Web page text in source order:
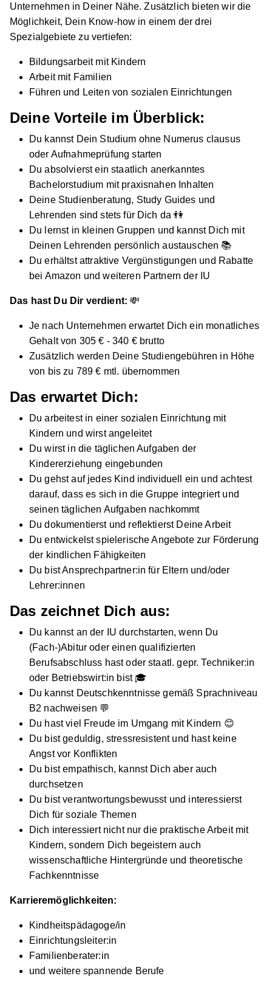
Unternehmen in Deiner Nähe. Zusätzlich bieten wir die
Möglichkeit, Dein Know-how in einem der drei
Spezialgebiete zu vertiefen:
Bildungsarbeit mit Kindern
Arbeit mit Familien
Führen und Leiten von sozialen Einrichtungen
Deine Vorteile im Überblick:
Du kannst Dein Studium ohne Numerus clausus
oder Aufnahmeprüfung starten
Du absolvierst ein staatlich anerkanntes
Bachelorstudium mit praxisnahen Inhalten
Deine Studienberatung, Study Guides und
Lehrenden sind stets für Dich da 👫
Du lernst in kleinen Gruppen und kannst Dich mit
Deinen Lehrenden persönlich austauschen 📚
Du erhältst attraktive Vergünstigungen und Rabatte
bei Amazon und weiteren Partnern der IU
Das hast Du Dir verdient: 💸
Je nach Unternehmen erwartet Dich ein monatliches
Gehalt von 305 € - 340 € brutto
Zusätzlich werden Deine Studiengebühren in Höhe
von bis zu 789 € mtl. übernommen
Das erwartet Dich:
Du arbeitest in einer sozialen Einrichtung mit
Kindern und wirst angeleitet
Du wirst in die täglichen Aufgaben der
Kindererziehung eingebunden
Du gehst auf jedes Kind individuell ein und achtest
darauf, dass es sich in die Gruppe integriert und
seinen täglichen Aufgaben nachkommt
Du dokumentierst und reflektierst Deine Arbeit
Du entwickelst spielerische Angebote zur Förderung
der kindlichen Fähigkeiten
Du bist Ansprechpartner:in für Eltern und/oder
Lehrer:innen
Das zeichnet Dich aus:
Du kannst an der IU durchstarten, wenn Du
(Fach-)Abitur oder einen qualifizierten
Berufsabschluss hast oder staatl. gepr. Techniker:in
oder Betriebswirt:in bist 🎓
Du kannst Deutschkenntnisse gemäß Sprachniveau
B2 nachweisen 💬
Du hast viel Freude im Umgang mit Kindern 😊
Du bist geduldig, stressresistent und hast keine
Angst vor Konflikten
Du bist empathisch, kannst Dich aber auch
durchsetzen
Du bist verantwortungsbewusst und interessierst
Dich für soziale Themen
Dich interessiert nicht nur die praktische Arbeit mit
Kindern, sondern Dich begeistern auch
wissenschaftliche Hintergründe und theoretische
Fachkenntnisse
Karrieremöglichkeiten:
Kindheitspädagoge/in
Einrichtungsleiter:in
Familienberater:in
und weitere spannende Berufe